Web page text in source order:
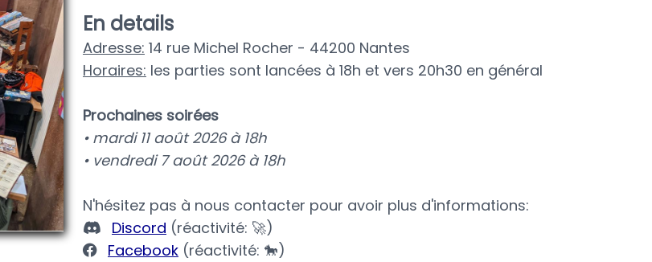
En details
Adresse: 14 rue Michel Rocher - 44200 Nantes
Horaires: les parties sont lancées à 18h et vers 20h30 en général
Prochaines soirées
• mardi 11 août 2026 à 18h
• vendredi 7 août 2026 à 18h
N'hésitez pas à nous contacter pour avoir plus d'informations:
Discord (réactivité: 🚀)
Facebook (réactivité: 🐎)